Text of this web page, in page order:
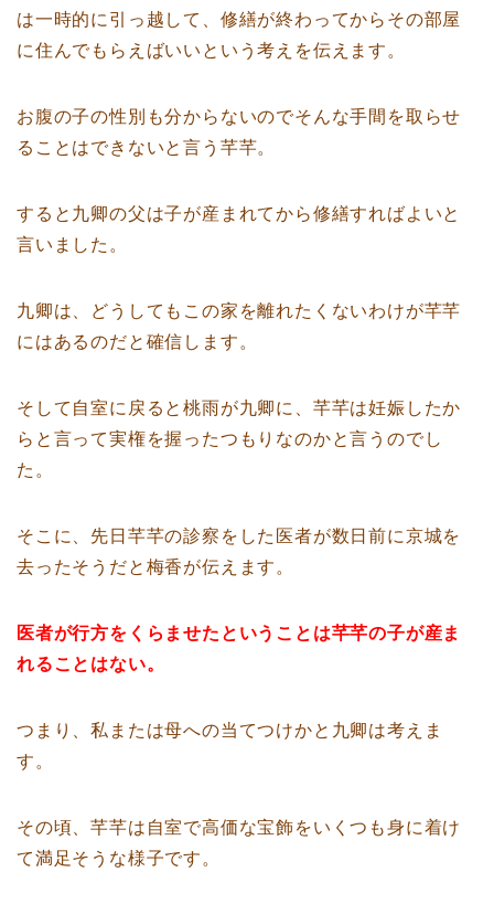
は一時的に引っ越して、修繕が終わってからその部屋
に住んでもらえばいいという考えを伝えます。
お腹の子の性別も分からないのでそんな手間を取らせ
ることはできないと言う芊芊。
すると九卿の父は子が産まれてから修繕すればよいと
言いました。
九卿は、どうしてもこの家を離れたくないわけが芊芊
にはあるのだと確信します。
そして自室に戻ると桃雨が九卿に、芊芊は妊娠したか
らと言って実権を握ったつもりなのかと言うのでし
た。
そこに、先日芊芊の診察をした医者が数日前に京城を
去ったそうだと梅香が伝えます。
医者が行方をくらませたということは芊芊の子が産ま
れることはない。
つまり、私または母への当てつけかと九卿は考えま
す。
その頃、芊芊は自室で高価な宝飾をいくつも身に着け
て満足そうな様子です。